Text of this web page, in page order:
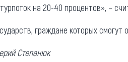
на 20-40 процентов», –
граждане которых
Степанюк